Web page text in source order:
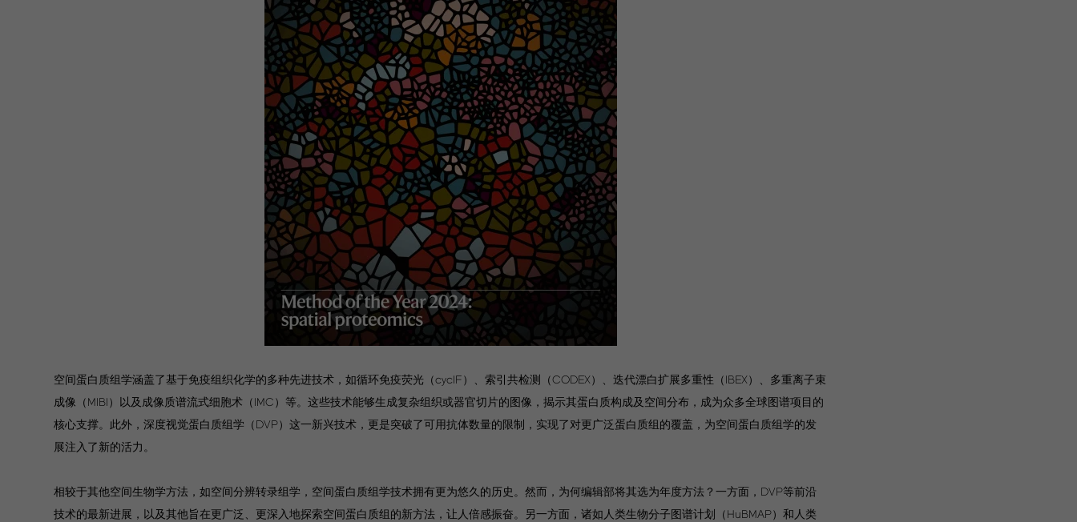
空间蛋白质组学涵盖了基于免疫组织化学的多种先进技术，如循环免疫荧光（cycIF）、索引共检测（CODEX）、迭代漂白扩展多重性（IBEX）、多重离子束
成像（MIBI）以及成像质谱流式细胞术（IMC）等。这些技术能够生成复杂组织或器官切片的图像，揭示其蛋白质构成及空间分布，成为众多全球图谱项目的
核心支撑。此外，深度视觉蛋白质组学（DVP）这一新兴技术，更是突破了可用抗体数量的限制，实现了对更广泛蛋白质组的覆盖，为空间蛋白质组学的发
展注入了新的活力。
相较于其他空间生物学方法，如空间分辨转录组学，空间蛋白质组学技术拥有更为悠久的历史。然而，为何编辑部将其选为年度方法？一方面，DVP等前沿
技术的最新进展，以及其他旨在更广泛、更深入地探索空间蛋白质组的新方法，让人倍感振奋。另一方面，诸如人类生物分子图谱计划（HuBMAP）和人类